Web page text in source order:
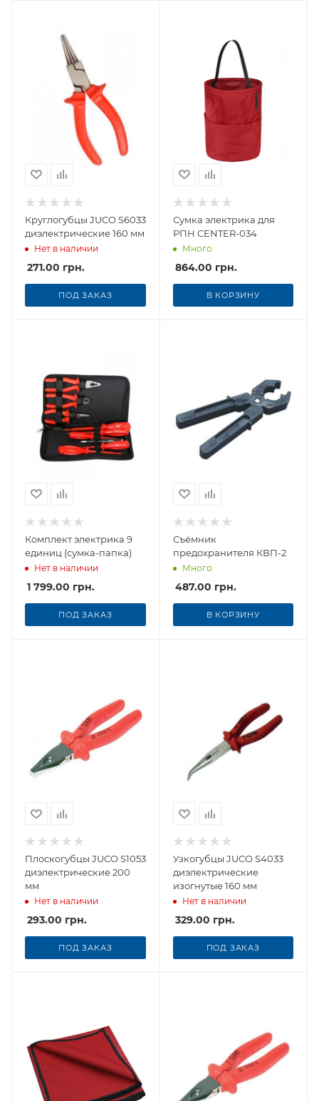
Круглогубцы JUCO S6033
диэлектрические 160 мм
Нет в наличии
271.00 грн.
ПОД ЗАКАЗ
Сумка электрика для
РПН CENTER-034
Много
864.00 грн.
В КОРЗИНУ
Комплект электрика 9
единиц (сумка-папка)
Нет в наличии
1 799.00 грн.
ПОД ЗАКАЗ
Съёмник
предохранителя КВП-2
Много
487.00 грн.
В КОРЗИНУ
Плоскогубцы JUCO S1053
диэлектрические 200
мм
Нет в наличии
293.00 грн.
ПОД ЗАКАЗ
Узкогубцы JUCO S4033
диэлектрические
изогнутые 160 мм
Нет в наличии
329.00 грн.
ПОД ЗАКАЗ